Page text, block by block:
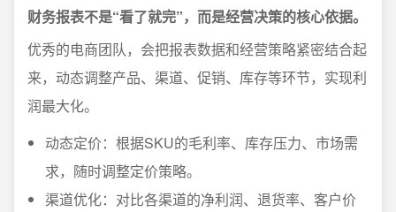
财务报表不是“看了就完”，而是经营决策的核心依据。
优秀的电商团队，会把报表数据和经营策略紧密结合起
来，动态调整产品、渠道、促销、库存等环节，实现利
润最大化。
动态定价：根据SKU的毛利率、库存压力、市场需
求，随时调整定价策略。
渠道优化：对比各渠道的净利润、退货率、客户价